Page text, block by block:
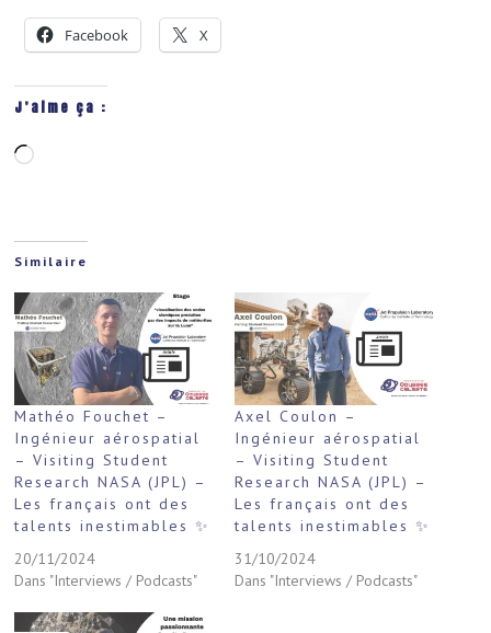
Facebook X
J’aime ça :
Chargement…
Similaire
Mathéo Fouchet –
Ingénieur aérospatial
– Visiting Student
Research NASA (JPL) –
Les français ont des
talents inestimables ✨
20/11/2024
Dans "Interviews / Podcasts"
Axel Coulon –
Ingénieur aérospatial
– Visiting Student
Research NASA (JPL) –
Les français ont des
talents inestimables ✨
31/10/2024
Dans "Interviews / Podcasts"